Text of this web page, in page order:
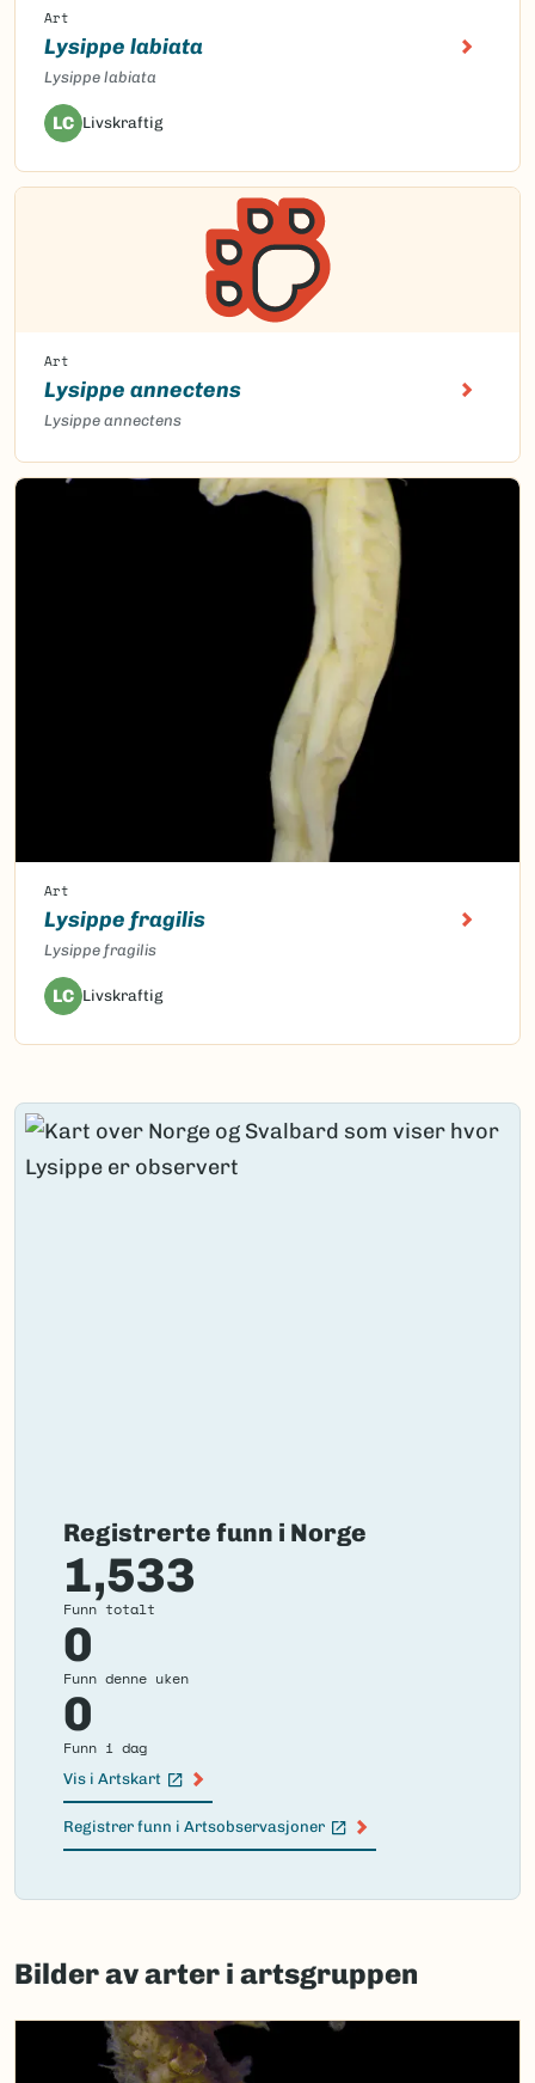
Art
Lysippe labiata
Lysippe labiata
LC Livskraftig
Art
Lysippe annectens
Lysippe annectens
Art
Lysippe fragilis
Lysippe fragilis
LC Livskraftig
Registrerte funn i Norge
1,533
Funn totalt
0
Funn denne uken
0
Funn i dag
Vis i Artskart
(Ekstern lenke)
Registrer funn i Artsobservasjoner
(Ekstern lenke)
Failed
load
map.
Bilder av arter i artsgruppen